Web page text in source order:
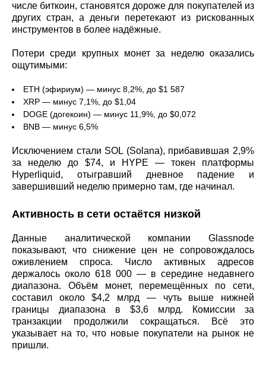
числе биткоин, становятся дороже для покупателей из
других стран, а деньги перетекают из рискованных
инструментов в более надёжные.
Потери среди крупных монет за неделю оказались
ощутимыми:
ETH (эфириум) — минус 8,2%, до $1 587
XRP — минус 7,1%, до $1,04
DOGE (догекоин) — минус 11,9%, до $0,072
BNB — минус 6,5%
Исключением стали SOL (Solana), прибавившая 2,9%
за неделю до $74, и HYPE — токен платформы
Hyperliquid, отыгравший дневное падение и
завершивший неделю примерно там, где начинал.
Активность в сети остаётся низкой
Данные аналитической компании Glassnode
показывают, что снижение цен не сопровождалось
оживлением спроса. Число активных адресов
держалось около 618 000 — в середине недавнего
диапазона. Объём монет, перемещённых по сети,
составил около $4,2 млрд — чуть выше нижней
границы диапазона в $3,6 млрд. Комиссии за
транзакции продолжили сокращаться. Всё это
указывает на то, что новые покупатели на рынок не
пришли.